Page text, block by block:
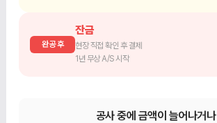
완공 후
잔금
현장 직접 확인 후 결제
1년 무상 A/S 시작
공사 중에 금액이 늘어나거나